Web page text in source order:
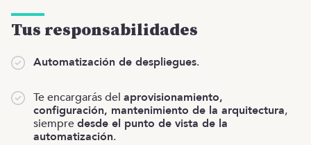
Tus responsabilidades
Automatización de despliegues.
Te encargarás del aprovisionamiento,
configuración, mantenimiento de la arquitectura,
siempredesde el punto de vista de la
automatización.